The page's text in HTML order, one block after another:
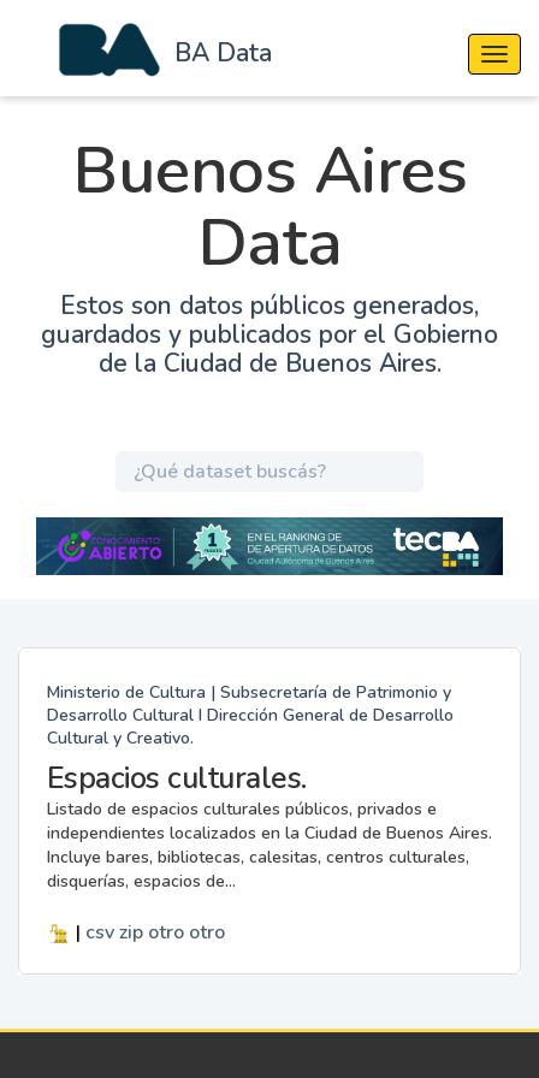
BA Data
Buenos Aires
Data
Estos son datos públicos generados,
guardados y publicados por el Gobierno
de la Ciudad de Buenos Aires.
Ministerio de Cultura | Subsecretaría de Patrimonio y
Desarrollo Cultural I Dirección General de Desarrollo
Cultural y Creativo.
Espacios culturales.
Listado de espacios culturales públicos, privados e
independientes localizados en la Ciudad de Buenos Aires.
Incluye bares, bibliotecas, calesitas, centros culturales,
disquerías, espacios de...
| csv zip otro otro